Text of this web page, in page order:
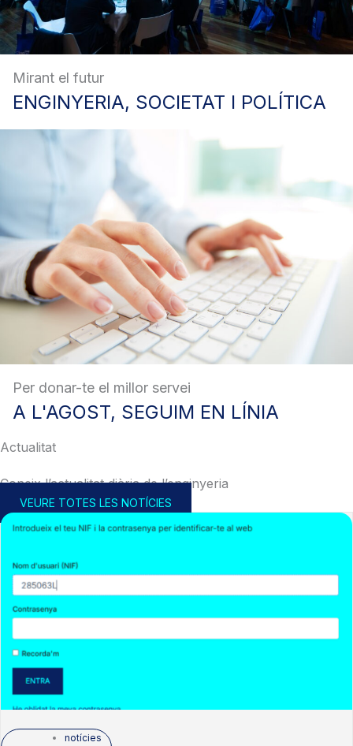
Mirant el futur
ENGINYERIA, SOCIETAT I POLÍTICA
Per donar-te el millor servei
A L'AGOST, SEGUIM EN LÍNIA
Actualitat
Coneix l’actualitat diària de l’enginyeria
VEURE TOTES LES NOTÍCIES
notícies